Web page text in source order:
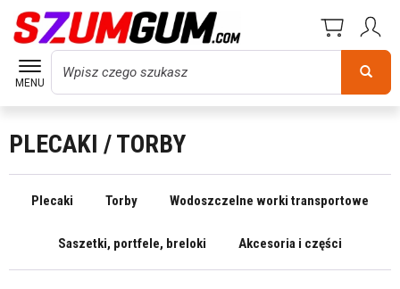
MENU
Wyszukaj
PLECAKI / TORBY
Plecaki Torby Wodoszczelne worki transportowe
Saszetki, portfele, breloki Akcesoria i części